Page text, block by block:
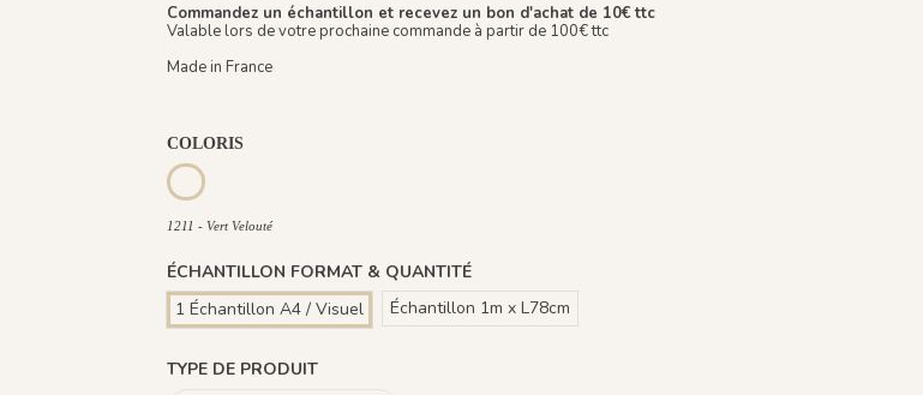
Commandez un échantillon et recevez un bon d'achat de 10€ ttc
Valable lors de votre prochaine commande à partir de 100€ ttc
Made in France
COLORIS
1211 - Vert Velouté
1211 - Vert Velouté
ÉCHANTILLON FORMAT & QUANTITÉ
1 Échantillon A4 / Visuel
Échantillon 1m x L78cm
TYPE DE PRODUIT